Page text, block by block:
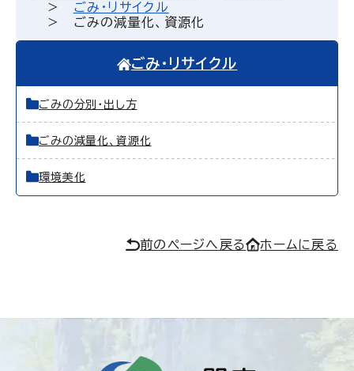
ごみ・リサイクル
ごみの減量化、資源化
ごみ・リサイクル
ごみの分別・出し方
ごみの減量化、資源化
環境美化
前のページへ戻る ホームに戻る